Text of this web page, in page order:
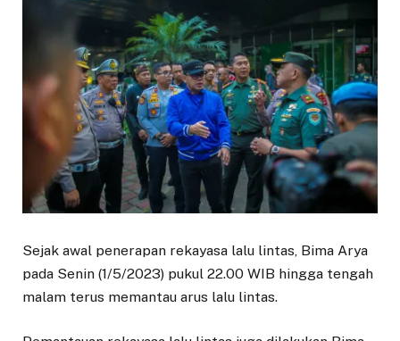
Sejak awal penerapan rekayasa lalu lintas, Bima Arya
pada Senin (1/5/2023) pukul 22.00 WIB hingga tengah
malam terus memantau arus lalu lintas.